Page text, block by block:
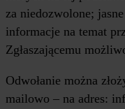
za niedozwolone;
informacje na temat
Zgłaszającemu
Odwołanie można
mailowo – na adres: